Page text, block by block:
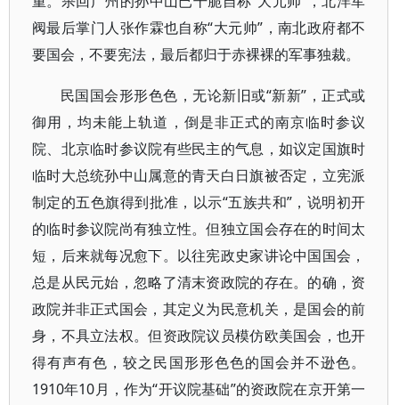
阀最后掌门人张作霖也自称“大元帅”，南北政府都不
要国会，不要宪法，最后都归于赤裸裸的军事独裁。
民国国会形形色色，无论新旧或“新新”，正式或
御用，均未能上轨道，倒是非正式的南京临时参议
院、北京临时参议院有些民主的气息，如议定国旗时
临时大总统孙中山属意的青天白日旗被否定，立宪派
制定的五色旗得到批准，以示“五族共和”，说明初开
的临时参议院尚有独立性。但独立国会存在的时间太
短，后来就每况愈下。以往宪政史家讲论中国国会，
总是从民元始，忽略了清末资政院的存在。的确，资
政院并非正式国会，其定义为民意机关，是国会的前
身，不具立法权。但资政院议员模仿欧美国会，也开
得有声有色，较之民国形形色色的国会并不逊色。
1910年10月，作为“开议院基础”的资政院在京开第一